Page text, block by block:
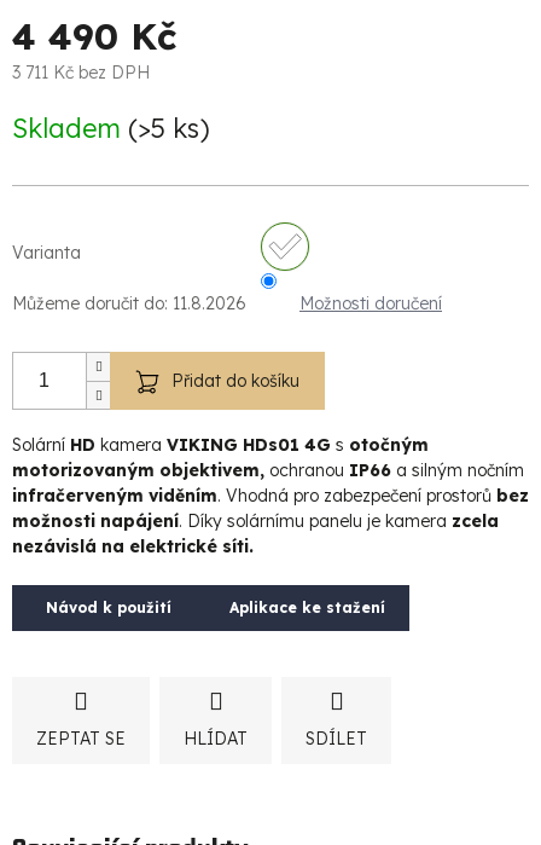
4 490 Kč
3 711 Kč bez DPH
cena:
Skladem (>5 ks)
Varianta
Můžeme doručit do: 11.8.2026 Možnosti doručení
Přidat do košíku
Solární HD kamera VIKING HDs01 4G s otočným
motorizovaným objektivem, ochranou IP66 a silným nočním
infračerveným viděním. Vhodná pro zabezpečení prostorů bez
možnosti napájení. Díky solárnímu panelu je kamera zcela
nezávislá na elektrické síti.
Návod k použití Aplikace ke stažení
ZEPTAT SE HLÍDAT SDÍLET